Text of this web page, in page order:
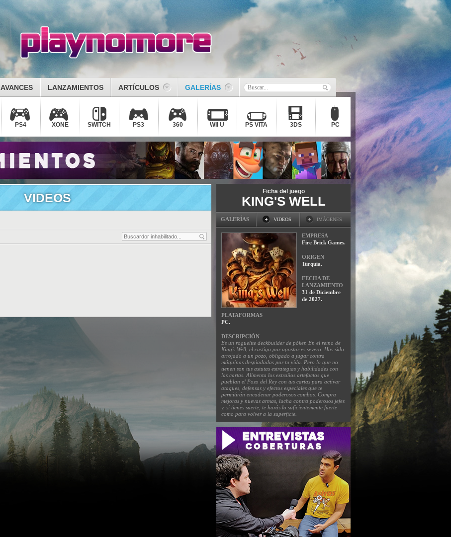
AVANCES LANZAMIENTOS ARTÍCULOS GALERÍAS
PS4 XONE SWITCH PS3 360 WII U PS VITA 3DS PC
VIDEOS Ficha del juego
KING'S WELL
GALERÍAS VIDEOS IMÁGENES
EMPRESA
Fire Brick Games.
ORIGEN
Turquía.
FECHA DE
LANZAMIENTO
31 de Diciembre
de 2027.
PLATAFORMAS
PC.
DESCRIPCIÓN
Es un roguelite deckbuilder de póker. En el reino de
King's Well, el castigo por apostar es severo. Has sido
arrojado a un pozo, obligado a jugar contra
máquinas despiadadas por tu vida. Pero lo que no
tienen son tus astutas estrategias y habilidades con
las cartas. Alimenta los extraños artefactos que
pueblan el Pozo del Rey con tus cartas para activar
ataques, defensas y efectos especiales que te
permitirán encadenar poderosos combos. Compra
mejoras y nuevas armas, lucha contra poderosos jefes
y, si tienes suerte, te harás lo suficientemente fuerte
como para volver a la superficie.